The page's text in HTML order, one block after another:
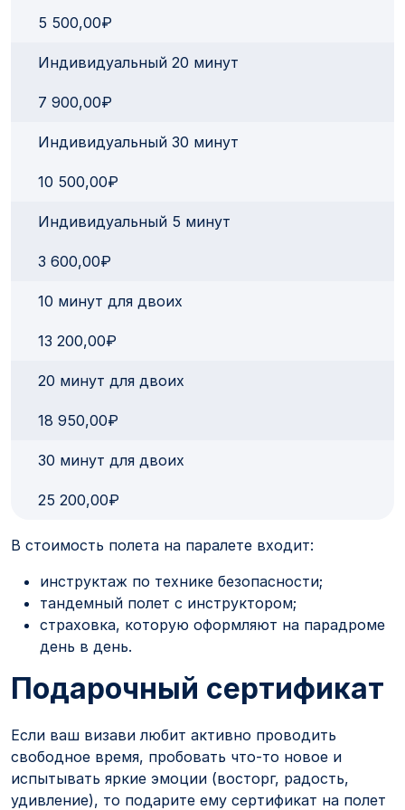
5 500,00₽
Индивидуальный 20 минут
7 900,00₽
Индивидуальный 30 минут
10 500,00₽
Индивидуальный 5 минут
3 600,00₽
10 минут для двоих
13 200,00₽
20 минут для двоих
18 950,00₽
30 минут для двоих
25 200,00₽
В стоимость полета на паралете входит:
инструктаж по технике безопасности;
тандемный полет с инструктором;
страховка, которую оформляют на парадроме
день в день.
Подарочный сертификат
Если ваш визави любит активно проводить
свободное время, пробовать что-то новое и
испытывать яркие эмоции (восторг, радость,
удивление), то подарите ему сертификат на полет